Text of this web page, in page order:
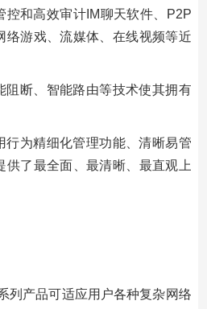
控和高效审计IM聊天软件、P2P
络游戏、流媒体、在线视频等近
阻断、智能路由等技术使其拥有
行为精细化管理功能、清晰易管
供了最全面、最清晰、最直观上
列产品可适应用户各种复杂网络